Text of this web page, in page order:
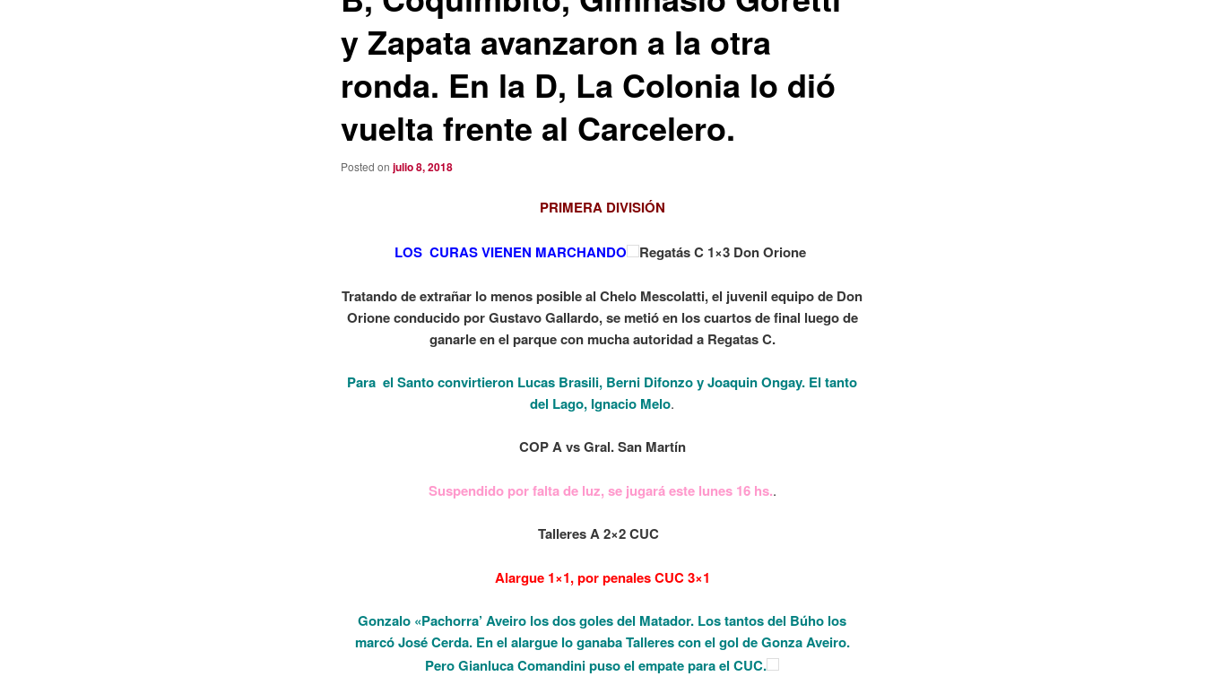
y Zapata avanzaron a la otra
ronda. En la D, La Colonia lo dió
vuelta frente al Carcelero.
Posted on julio 8, 2018
PRIMERA DIVISIÓN
LOS CURAS VIENEN MARCHANDO Regatás C 1×3 Don Orione
Tratando de extrañar lo menos posible al Chelo Mescolatti, el juvenil equipo de Don
Orione conducido por Gustavo Gallardo, se metió en los cuartos de final luego de
ganarle en el parque con mucha autoridad a Regatas C.
Para el Santo convirtieron Lucas Brasili, Berni Difonzo y Joaquin Ongay. El tanto
del Lago, Ignacio Melo.
COP A vs Gral. San Martín
Suspendido por falta de luz, se jugará este lunes 16 hs..
Talleres A 2×2 CUC
Alargue 1×1, por penales CUC 3×1
Gonzalo «Pachorra’ Aveiro los dos goles del Matador. Los tantos del Búho los
marcó José Cerda. En el alargue lo ganaba Talleres con el gol de Gonza Aveiro.
Pero GianlucaComandini puso el empate para el CUC.